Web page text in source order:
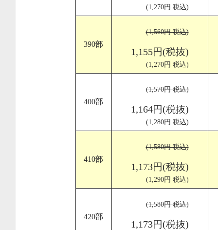
(1,270円 税込)
390部
(1,560円 税込)
1,155円(税抜)
(1,270円 税込)
400部
(1,570円 税込)
1,164円(税抜)
(1,280円 税込)
410部
(1,580円 税込)
1,173円(税抜)
(1,290円 税込)
420部
(1,580円 税込)
1,173円(税抜)